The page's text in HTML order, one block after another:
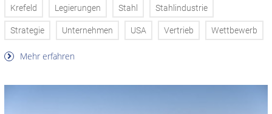
Krefeld Legierungen Stahl Stahlindustrie
Strategie Unternehmen USA Vertrieb Wettbewerb
Mehr erfahren